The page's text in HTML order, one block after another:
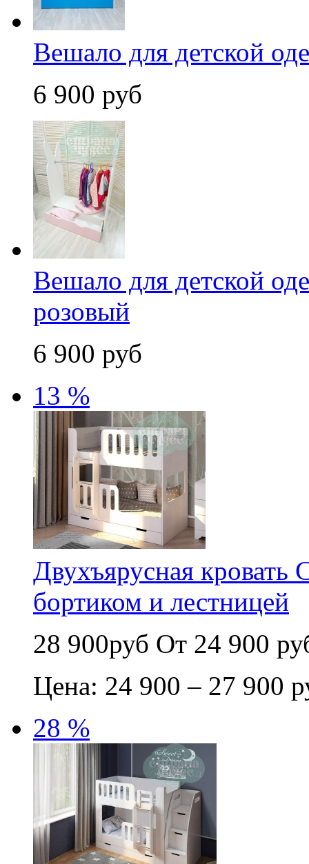
Вешало для детской
6 900 руб
Вешало для детской
розовый
6 900 руб
13 %
Двухъярусная
бортиком и лестницей
28 900руб От 24 900
Цена: 24 900 – 27 900
28 %